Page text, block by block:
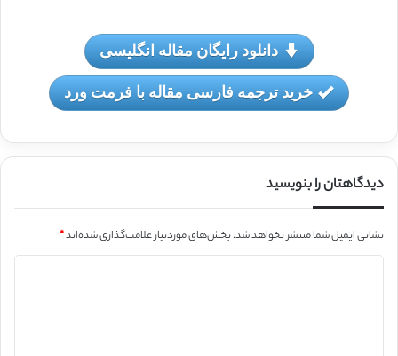
دانلود رایگان مقاله انگلیسی
خرید ترجمه فارسی مقاله با فرمت ورد
دیدگاهتان را بنویسید
نشانی ایمیل شما منتشر نخواهد شد.بخش‌های موردنیاز علامت‌گذاری شده‌اند*